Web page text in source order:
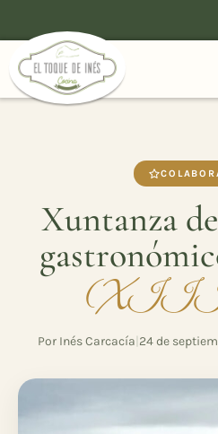
Xuntanza
(XIII
Por Inés Carcacía 24 de